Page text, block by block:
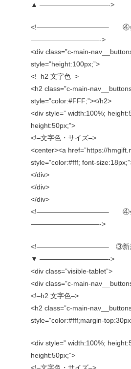
▲ ——————————->
<!——————————– ④会
——————————->
<div class=”c-main-
style=”height:100px;”>
<!–h2 文字色–>
<h2 class=”c-main-
style=”color:#FFF;”></h2>
<div style=” width:100%;
height:50px;”>
<!–文字色・サイズ–>
<center><a href=”https://
style=”color:#fff; font-
</div>
</div>
</div>
<!——————————– ④会
——————————->
<!——————————– ③新規
▼ ——————————->
<div class=”visible-tablet”>
<div class=”c-main-
<!–h2 文字色–>
<h2 class=”c-main-
style=”color:#fff;margin-
<div style=” width:100%;
height:50px;”>